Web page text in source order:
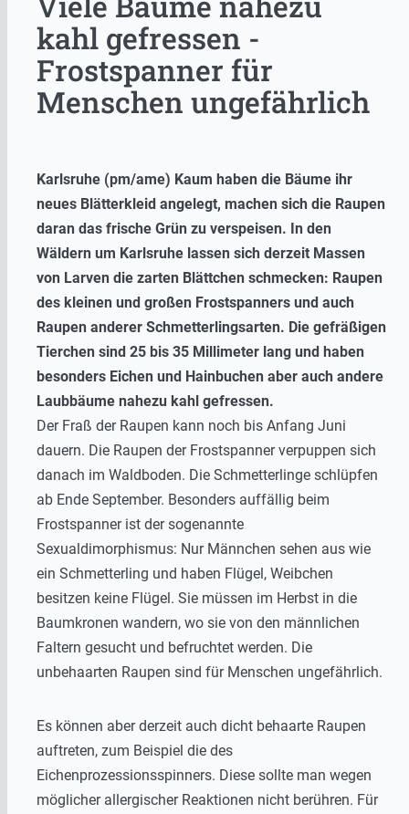
kahl gefressen -
Frostspanner für
Menschen ungefährlich
Karlsruhe (pm/ame) Kaum haben die Bäume ihr
neues Blätterkleid angelegt, machen sich die Raupen
daran das frische Grün zu verspeisen. In den
Wäldern um Karlsruhe lassen sich derzeit Massen
von Larven die zarten Blättchen schmecken: Raupen
des kleinen und großen Frostspanners und auch
Raupen anderer Schmetterlingsarten. Die gefräßigen
Tierchen sind 25 bis 35 Millimeter lang und haben
besonders Eichen und Hainbuchen aber auch andere
Laubbäume nahezu kahl gefressen.
Der Fraß der Raupen kann noch bis Anfang Juni
dauern. Die Raupen der Frostspanner verpuppen sich
danach im Waldboden. Die Schmetterlinge schlüpfen
ab Ende September. Besonders auffällig beim
Frostspanner ist der sogenannte
Sexualdimorphismus: Nur Männchen sehen aus wie
ein Schmetterling und haben Flügel, Weibchen
besitzen keine Flügel. Sie müssen im Herbst in die
Baumkronen wandern, wo sie von den männlichen
Faltern gesucht und befruchtet werden. Die
unbehaarten Raupen sind für Menschen ungefährlich.
Es können aber derzeit auch dicht behaarte Raupen
auftreten, zum Beispiel die des
Eichenprozessionsspinners. Diese sollte man wegen
möglicher allergischer Reaktionen nicht berühren. Für